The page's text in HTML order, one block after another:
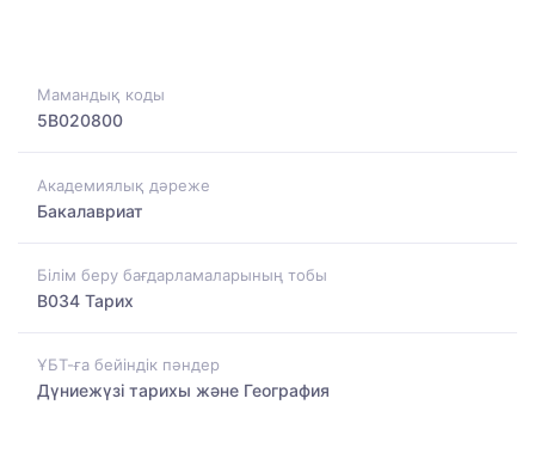
Мамандық коды
5B020800
Академиялық дәреже
Бакалавриат
Білім беру бағдарламаларының тобы
B034 Тарих
ҰБТ-ға бейіндік пәндер
Дүниежүзі тарихы және География